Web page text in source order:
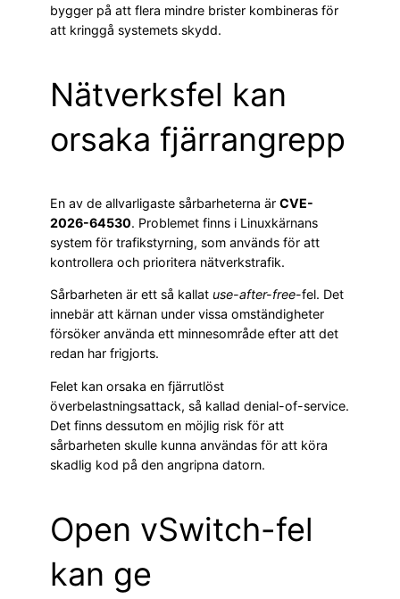
bygger på att flera mindre brister kombineras för
att kringgå systemets skydd.
Nätverksfel kan
orsaka fjärrangrepp
En av de allvarligaste sårbarheterna är CVE-
2026-64530. Problemet finns i Linuxkärnans
system för trafikstyrning, som används för att
kontrollera och prioritera nätverkstrafik.
Sårbarheten är ett så kallat use-after-free-fel. Det
innebär att kärnan under vissa omständigheter
försöker använda ett minnesområde efter att det
redan har frigjorts.
Felet kan orsaka en fjärrutlöst
överbelastningsattack, så kallad denial-of-service.
Det finns dessutom en möjlig risk för att
sårbarheten skulle kunna användas för att köra
skadlig kod på den angripna datorn.
Open vSwitch-fel
kan ge